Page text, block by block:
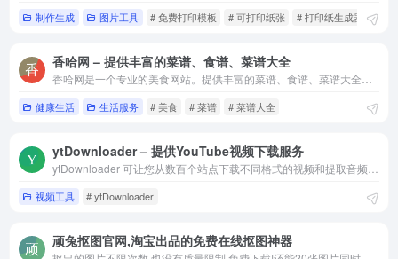
制作生成 图片工具 # 免费打印模板 # 可打印纸张 # 打印纸生成器
香哈网 – 提供丰富的菜谱、食谱、菜谱大全
健康生活 生活服务 # 美食 # 菜谱 # 菜谱大全
ytDownloader – 提供YouTube视频下载服务
视频工具 # ytDownloader
顽兔抠图官网,淘宝出品的免费在线抠图神器